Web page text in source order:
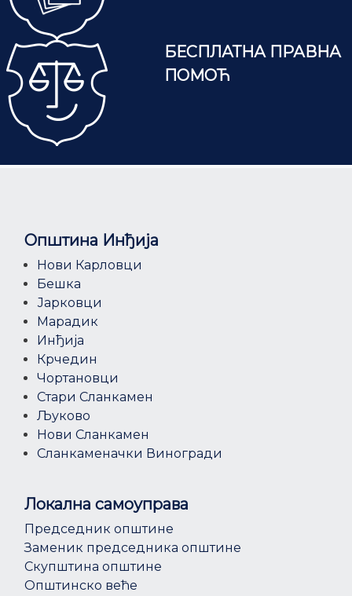
БЕСПЛАТНА ПРАВНА
ПОМОЋ
Општина Инђија
Нови Карловци
Бешка
Јарковци
Марадик
Инђија
Крчедин
Чортановци
Стари Сланкамен
Љуково
Нови Сланкамен
Сланкаменачки Виногради
Локална самоуправа
Председник општине
Заменик председника општине
Скупштина општине
Општинско веће